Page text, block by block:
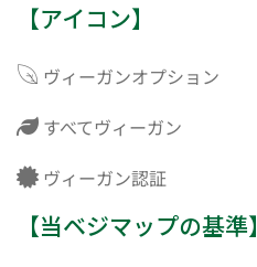
【アイコン】
ヴィーガンオプション
すべてヴィーガン
ヴィーガン認証
【当ベジマップの基準】